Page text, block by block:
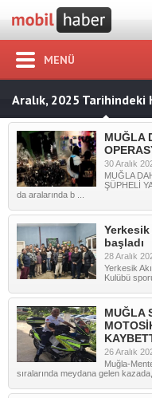
MENÜ
Aralık, 2025 Tarihindeki
MUĞLA
30 Aralık
MUĞLA
ŞÜPHELİ
da aralarında b ...
başladı
28 Aralık
Yerkesik
Kulübü
MUĞLA
26 Aralık
Muğla-
sıralarında meydana gelen